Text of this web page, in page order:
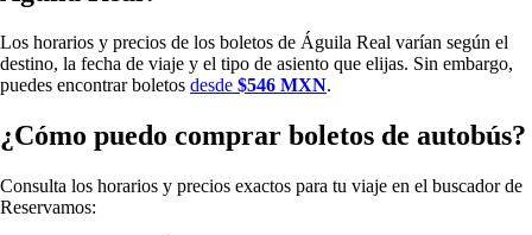
Los horarios y precios de los boletos de Águila Real varían según el
destino, la fecha de viaje y el tipo de asiento que elijas. Sin embargo,
puedes encontrar boletos desde $546 MXN.
¿Cómo puedo comprar boletos de autobús?
Consulta los horarios y precios exactos para tu viaje en el buscador de
Reservamos: